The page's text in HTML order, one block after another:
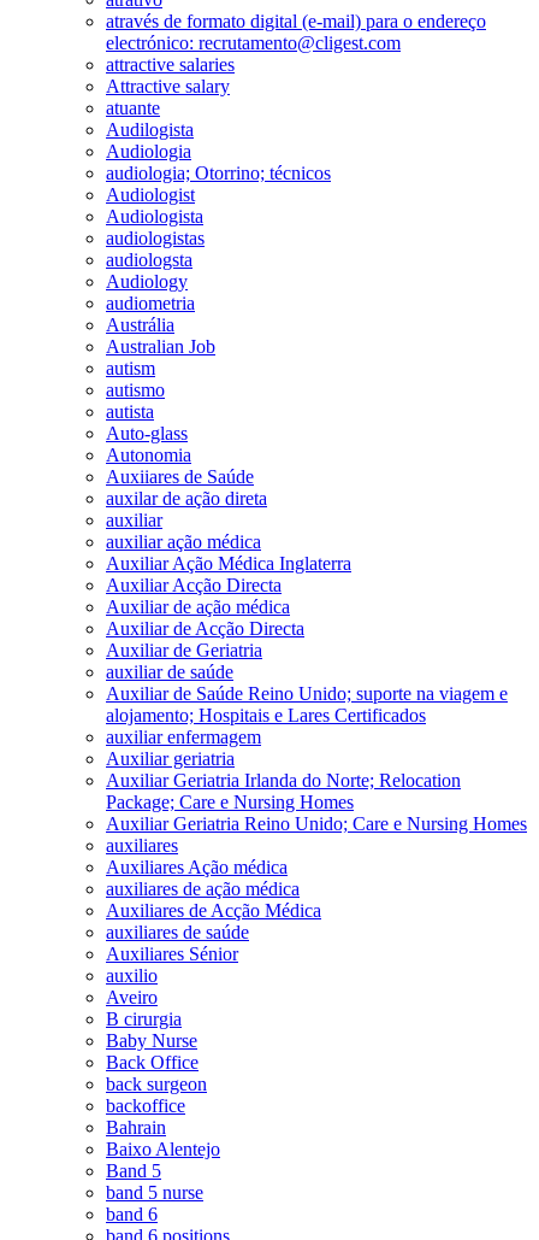
através de formato digital (e-mail) para o endereço
electrónico: recrutamento@cligest.com
attractive salaries
Attractive salary
atuante
Audilogista
Audiologia
audiologia; Otorrino; técnicos
Audiologist
Audiologista
audiologistas
audiologsta
Audiology
audiometria
Austrália
Australian Job
autism
autismo
autista
Auto-glass
Autonomia
Auxiiares de Saúde
auxilar de ação direta
auxiliar
auxiliar ação médica
Auxiliar Ação Médica Inglaterra
Auxiliar Acção Directa
Auxiliar de ação médica
Auxiliar de Acção Directa
Auxiliar de Geriatria
auxiliar de saúde
Auxiliar de Saúde Reino Unido; suporte na viagem e
alojamento; Hospitais e Lares Certificados
auxiliar enfermagem
Auxiliar geriatria
Auxiliar Geriatria Irlanda do Norte; Relocation
Package; Care e Nursing Homes
Auxiliar Geriatria Reino Unido; Care e Nursing Homes
auxiliares
Auxiliares Ação médica
auxiliares de ação médica
Auxiliares de Acção Médica
auxiliares de saúde
Auxiliares Sénior
auxilio
Aveiro
B cirurgia
Baby Nurse
Back Office
back surgeon
backoffice
Bahrain
Baixo Alentejo
Band 5
band 5 nurse
band 6
band 6 positions